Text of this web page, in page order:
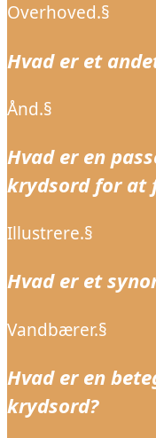
Overhoved.§
Hvad er et
Ånd.§
Hvad er en
krydsord for at
Illustrere.§
Hvad er et
Vandbærer.§
Hvad er en
krydsord?